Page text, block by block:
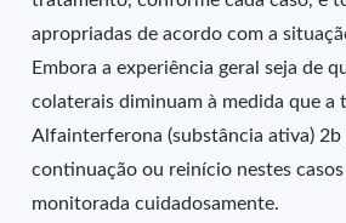
apropriadas de acordo com a
Embora a experiência geral seja de
colaterais diminuam à medida que a
Alfainterferona (substância ativa) 2b
continuação ou reinício nestes casos
monitorada cuidadosamente.